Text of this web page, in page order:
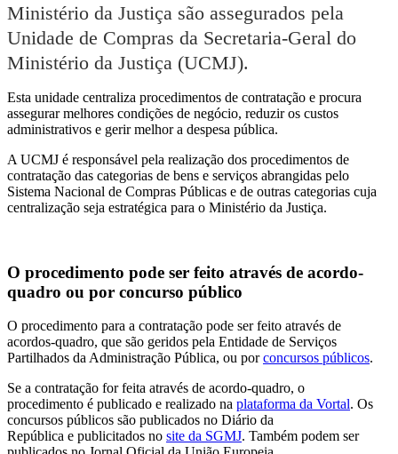
Ministério da Justiça são assegurados pela
Unidade de Compras da Secretaria-Geral do
Ministério da Justiça (UCMJ).
Esta unidade centraliza procedimentos de contratação e procura
assegurar melhores condições de negócio, reduzir os custos
administrativos e gerir melhor a despesa pública.
A UCMJ é responsável pela realização dos procedimentos de
contratação das categorias de bens e serviços abrangidas pelo
Sistema Nacional de Compras Públicas e de outras categorias cuja
centralização seja estratégica para o Ministério da Justiça.
O procedimento pode ser feito através de acordo-
quadro ou por concurso público
O procedimento para a contratação pode ser feito através de
acordos-quadro, que são geridos pela Entidade de Serviços
Partilhados da Administração Pública, ou porconcursos públicos.
Se a contratação for feita através de acordo-quadro, o
procedimento é publicado e realizado na plataforma da Vortal. Os
concursos públicos são publicados no Diário da
República e publicitados no site da SGMJ. Também podem ser